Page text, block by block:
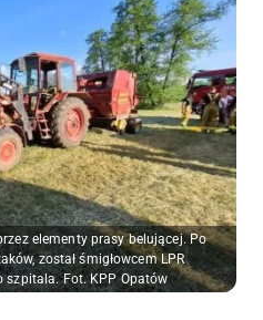
elementy prasy belującej. Po
został śmigłowcem LPR
szpitala. Fot. KPP Opatów